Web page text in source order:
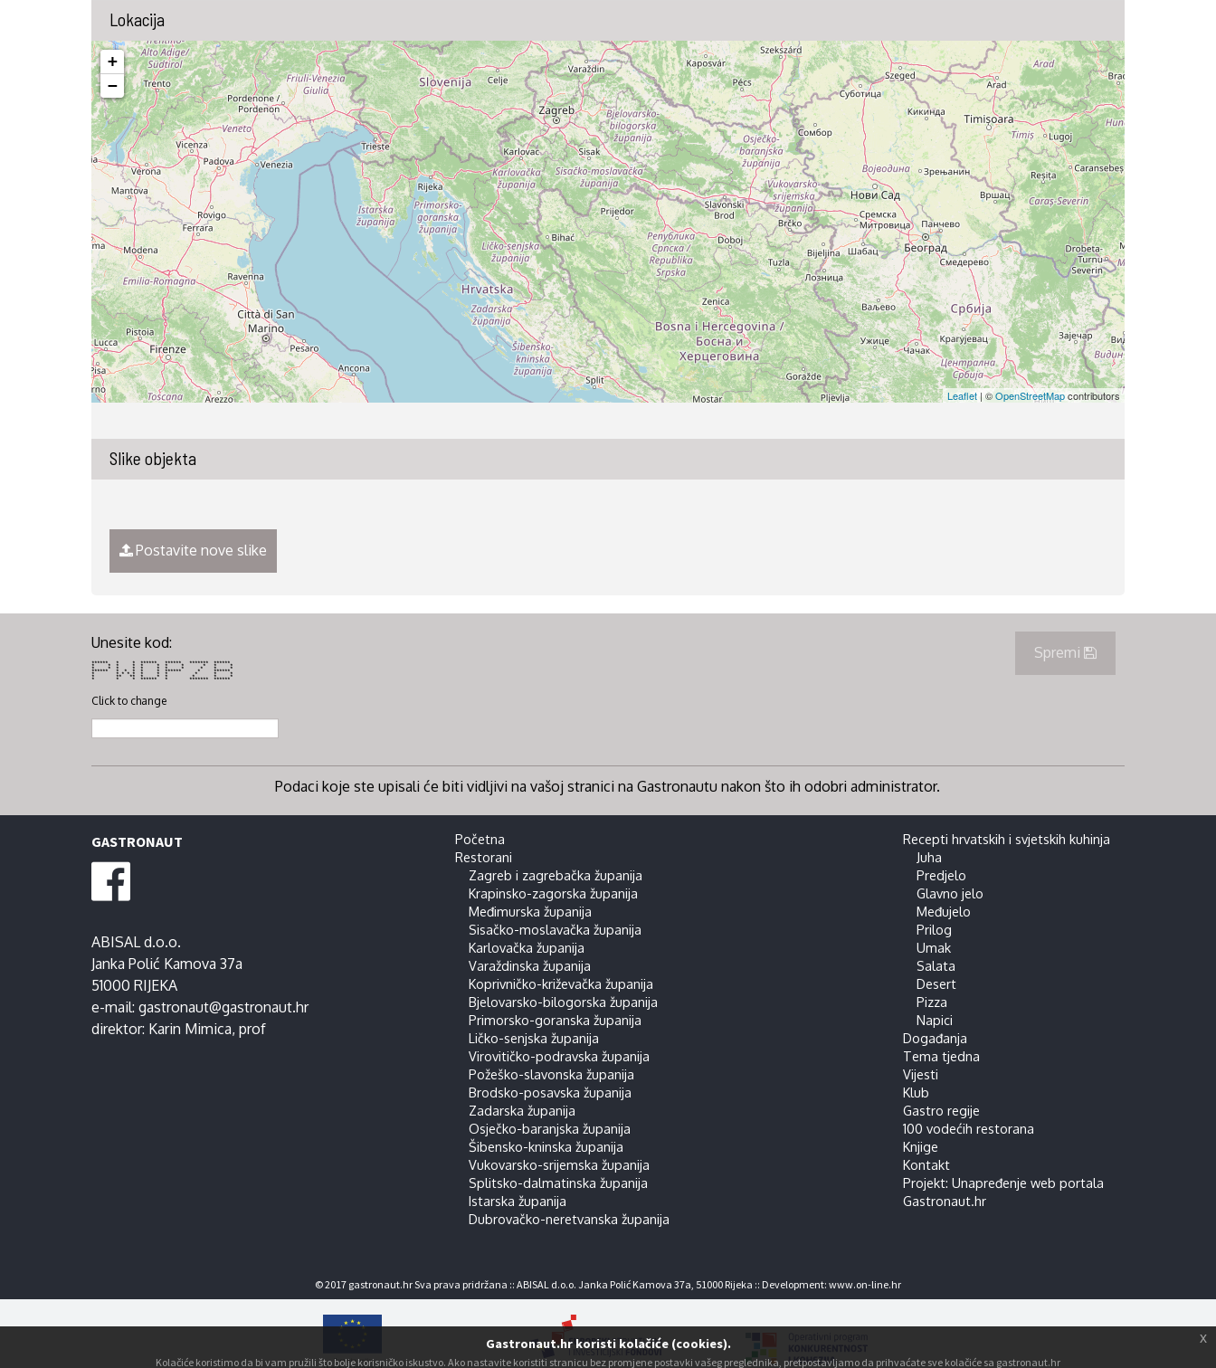
Lokacija
+
−
Leaflet | ©OpenStreetMapcontributors
Slike objekta
Postavite nove slike
Spremi
Unesite kod:
****** * * ****** ****** ******* ******
* * * * * * * * * * *
* * * * * * * * * * *
****** * * * * * ****** * ******
* * * * * * * * * * *
* ** ** * * * * * *
* * * ****** * ******* ******
Click to change
Podaci koje ste upisali će biti vidljivi na vašoj stranici na Gastronautu nakon što ih odobri administrator.
GASTRONAUT
ABISAL d.o.o.
Janka Polić Kamova 37a
51000 RIJEKA
e-mail: gastronaut@gastronaut.hr
direktor: Karin Mimica, prof
Početna
Restorani
Zagreb i zagrebačka županija
Krapinsko-zagorska županija
Međimurska županija
Sisačko-moslavačka županija
Karlovačka županija
Varaždinska županija
Koprivničko-križevačka županija
Bjelovarsko-bilogorska županija
Primorsko-goranska županija
Ličko-senjska županija
Virovitičko-podravska županija
Požeško-slavonska županija
Brodsko-posavska županija
Zadarska županija
Osječko-baranjska županija
Šibensko-kninska županija
Vukovarsko-srijemska županija
Splitsko-dalmatinska županija
Istarska županija
Dubrovačko-neretvanska županija
Recepti hrvatskih i svjetskih kuhinja
Juha
Predjelo
Glavno jelo
Međujelo
Prilog
Umak
Salata
Desert
Pizza
Napici
Događanja
Tema tjedna
Vijesti
Klub
Gastro regije
100 vodećih restorana
Knjige
Kontakt
Projekt: Unapređenje web portala
Gastronaut.hr
© 2017 gastronaut.hr Sva prava pridržana :: ABISAL d.o.o. Janka Polić Kamova 37a, 51000 Rijeka :: Development: www.on-line.hr
Gastronaut.hr koristi kolačiće (cookies).
Kolačiće koristimo da bi vam pružili što bolje korisničko iskustvo. Ako nastavite koristiti stranicu bez promjene postavki vašeg preglednika, pretpostavljamo da prihvaćate sve kolačiće sa gastronaut.hr
x